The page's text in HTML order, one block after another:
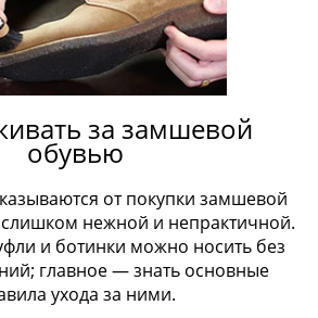
за замшевой
обувью
от покупки замшевой
слишком нежной и непрактичной.
и ботинки можно носить без
главное — знать основные
ухода за ними.